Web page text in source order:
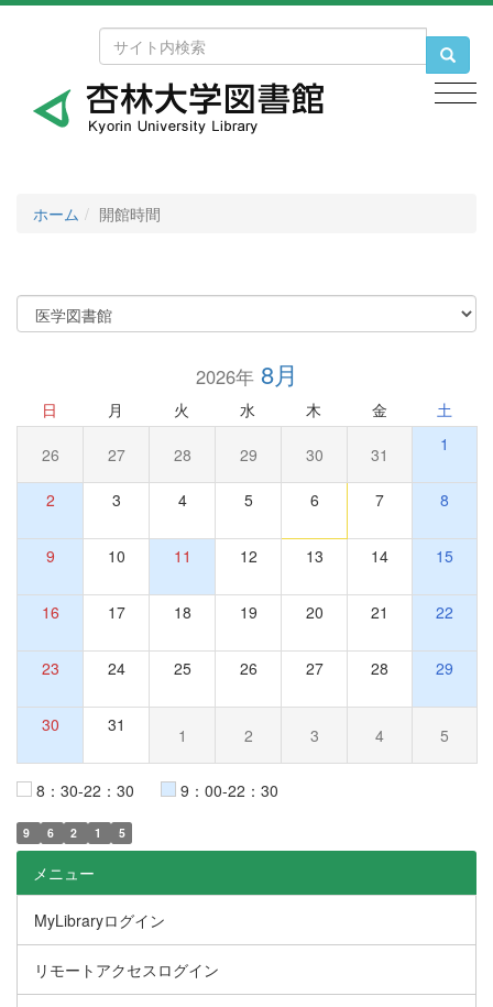
ホーム 開館時間
2026年8月
日 月 火 水 木 金 土
26 27 28 29 30 31 1
2 3 4 5 6 7 8
9 10 11 12 13 14 15
16 17 18 19 20 21 22
23 24 25 26 27 28 29
30 31 1 2 3 4 5
8：30-22：30 9：00-22：30
9 6 2 1 5
メニュー
MyLibraryログイン
リモートアクセスログイン